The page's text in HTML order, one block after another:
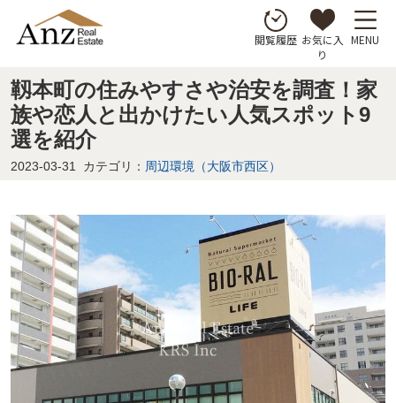
閲覧履歴 お気に入
り
MENU
靱本町の住みやすさや治安を調査！家
族や恋人と出かけたい人気スポット9
選を紹介
2023-03-31 カテゴリ： 周辺環境（大阪市西区）